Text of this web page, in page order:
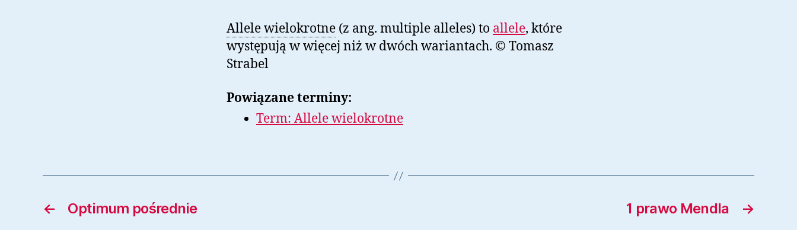
Allele wielokrotne (z ang. multiple alleles) to allele, które
występują w więcej niż w dwóch wariantach. © Tomasz
Strabel
Powiązane terminy:
Term: Allele wielokrotne
← Optimum pośrednie →
1 prawo Mendla